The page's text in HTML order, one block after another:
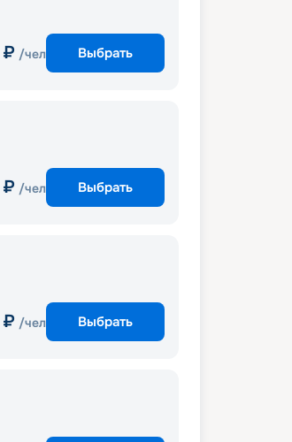
₽ /чел Выбрать
₽ /чел Выбрать
₽ /чел Выбрать